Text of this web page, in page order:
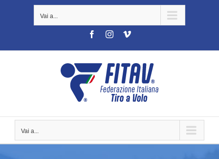
Vai a...
FacebookInstagramVimeo
Vai a...